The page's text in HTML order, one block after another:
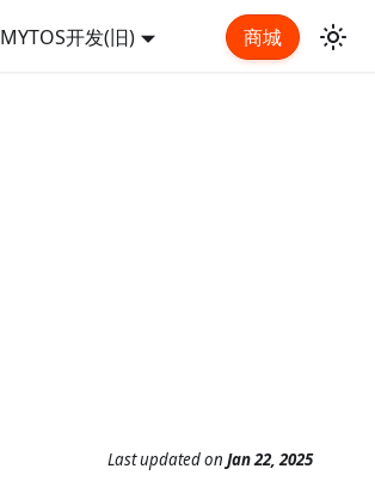
MYTOS开发(旧) 商城
Last updatedon Jan 22, 2025